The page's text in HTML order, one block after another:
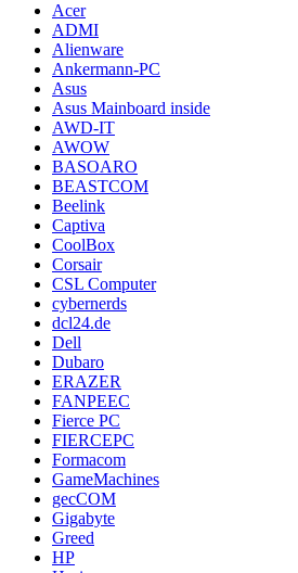
Acer
ADMI
Alienware
Ankermann-PC
Asus
Asus Mainboard inside
AWD-IT
AWOW
BASOARO
BEASTCOM
Beelink
Captiva
CoolBox
Corsair
CSL Computer
cybernerds
dcl24.de
Dell
Dubaro
ERAZER
FANPEEC
Fierce PC
FIERCEPC
Formacom
GameMachines
gecCOM
Gigabyte
Greed
HP